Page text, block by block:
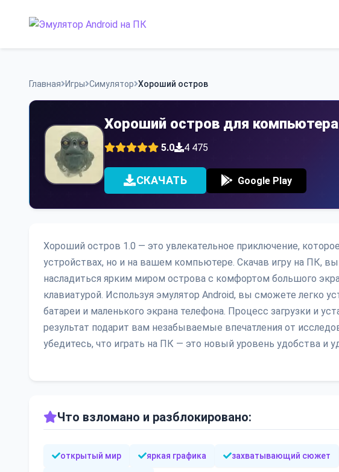
Главная Игры Симулятор Хороший остров
Хороший остров для
5.0 4 475
СКАЧАТЬ Google Play
Хороший остров 1.0 — это увлекательное приключение,
устройствах, но и на вашем компьютере. Скачав игру на ПК,
насладиться ярким миром острова с комфортом большого
клавиатурой. Используя эмулятор Android, вы сможете легко
батареи и маленького экрана телефона. Процесс загрузки и
результат подарит вам незабываемые впечатления от
убедитесь, что играть на ПК — это новый уровень удобства и
Что взломано и разблокировано:
открытый мир яркая графика захватывающий сюжет